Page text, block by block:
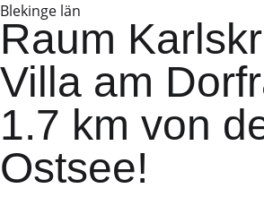
Blekinge län
Raum
Villa am
1.7 km von
Ostsee!